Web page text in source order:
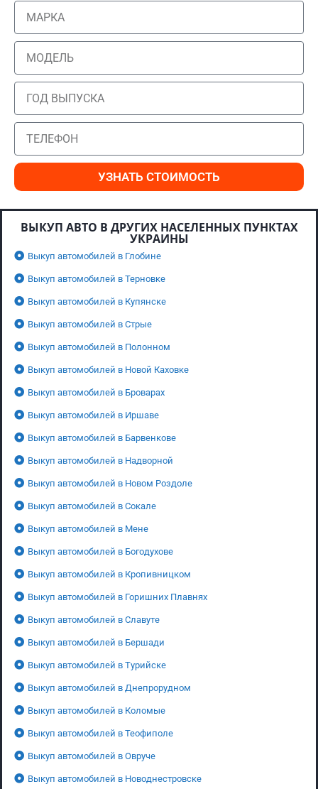
УЗНАТЬ СТОИМОСТЬ
ВЫКУП АВТО В ДРУГИХ НАСЕЛЕННЫХ ПУНКТАХ
УКРАИНЫ
Выкуп автомобилей в Глобине
Выкуп автомобилей в Терновке
Выкуп автомобилей в Купянске
Выкуп автомобилей в Стрые
Выкуп автомобилей в Полонном
Выкуп автомобилей в Новой Каховке
Выкуп автомобилей в Броварах
Выкуп автомобилей в Иршаве
Выкуп автомобилей в Барвенкове
Выкуп автомобилей в Надворной
Выкуп автомобилей в Новом Роздоле
Выкуп автомобилей в Сокале
Выкуп автомобилей в Мене
Выкуп автомобилей в Богодухове
Выкуп автомобилей в Кропивницком
Выкуп автомобилей в Горишних Плавнях
Выкуп автомобилей в Славуте
Выкуп автомобилей в Бершади
Выкуп автомобилей в Турийске
Выкуп автомобилей в Днепрорудном
Выкуп автомобилей в Коломые
Выкуп автомобилей в Теофиполе
Выкуп автомобилей в Овруче
Выкуп автомобилей в Новоднестровске